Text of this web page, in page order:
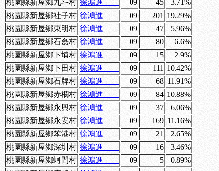
桃園縣新屋鄉九斗村 徐鴻進 09 45
3.71%
桃園縣新屋鄉社子村 徐鴻進 09 201 19.29%
桃園縣新屋鄉東明村 徐鴻進 09 47
5.96%
桃園縣新屋鄉石磊村 徐鴻進 09 80
6.6%
桃園縣新屋鄉下埔村 徐鴻進 09 15
2.9%
桃園縣新屋鄉下田村 徐鴻進 09 111 10.42%
桃園縣新屋鄉石牌村 徐鴻進 09 68 11.91%
桃園縣新屋鄉赤欄村 徐鴻進 09 84 10.88%
桃園縣新屋鄉永興村 徐鴻進 09 37
6.06%
桃園縣新屋鄉永安村 徐鴻進 09 169 11.16%
桃園縣新屋鄉笨港村 徐鴻進 09 21
2.65%
桃園縣新屋鄉深圳村 徐鴻進 09 16
3.46%
桃園縣新屋鄉蚵間村 徐鴻進 09 5
0.89%